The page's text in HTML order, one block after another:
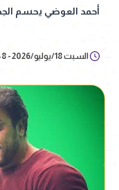
أحمد العوضي يحسم
السبت 18/يوليو/2026 - 11:48 م